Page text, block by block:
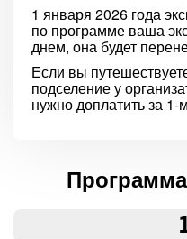
1 января 2026 года
по программе ваша
днем, она будет
Если вы
подселение у
нужно доплатить за